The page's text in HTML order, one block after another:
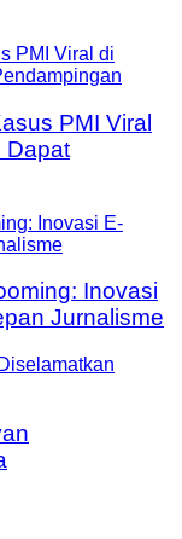
PMI Viral
Dapat
Inovasi
Jurnalisme